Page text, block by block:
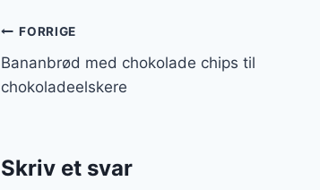
Indlægsnavigation
FORRIGE
Bananbrød med chokolade chips til
chokoladeelskere
Skriv et svar